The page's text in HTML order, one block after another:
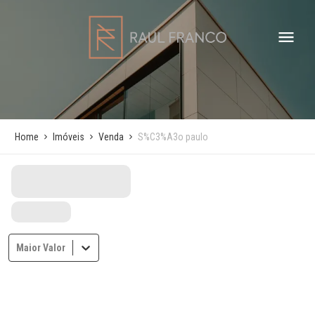
Home Imóveis Venda S%C3%A3o paulo
Maior Valor